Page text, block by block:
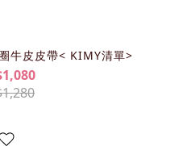
牛皮皮帶< KIMY清單>